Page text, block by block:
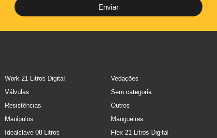
Enviar
Work 21 Litros Digital
Vedações
Válvulas
Sem categoria
Resistências
Outros
Manipulos
Mangueiras
Idealclave 08 Litros
Flex 21 Litros Digital